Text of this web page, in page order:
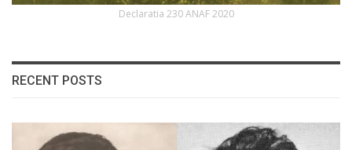
Declaratia 230 ANAF 2020
RECENT POSTS